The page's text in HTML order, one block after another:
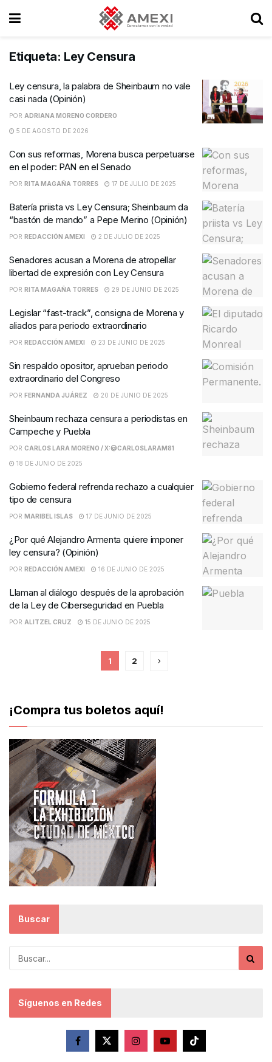
Etiqueta: Ley Censura
Ley censura, la palabra de Sheinbaum no vale
casi nada (Opinión)
POR ADRIANA MORENO CORDERO
5 DE AGOSTO DE 2026
Con sus reformas, Morena busca perpetuarse
en el poder: PAN en el Senado
POR RITA MAGAÑA TORRES 17 DE JULIO DE 2025
Batería priista vs Ley Censura; Sheinbaum da
“bastón de mando” a Pepe Merino (Opinión)
POR REDACCIÓN AMEXI 2 DE JULIO DE 2025
Senadores acusan a Morena de atropellar
libertad de expresión con Ley Censura
POR RITA MAGAÑA TORRES 29 DE JUNIO DE 2025
Legislar “fast-track”, consigna de Morena y
aliados para periodo extraordinario
POR REDACCIÓN AMEXI 23 DE JUNIO DE 2025
Sin respaldo opositor, aprueban periodo
extraordinario del Congreso
POR FERNANDA JUÁREZ 20 DE JUNIO DE 2025
Sheinbaum rechaza censura a periodistas en
Campeche y Puebla
POR CARLOS LARA MORENO / X:@CARLOSLARAM81
18 DE JUNIO DE 2025
Gobierno federal refrenda rechazo a cualquier
tipo de censura
POR MARIBEL ISLAS 17 DE JUNIO DE 2025
¿Por qué Alejandro Armenta quiere imponer
ley censura? (Opinión)
POR REDACCIÓN AMEXI 16 DE JUNIO DE 2025
Llaman al diálogo después de la aprobación
de la Ley de Ciberseguridad en Puebla
POR ALITZEL CRUZ 15 DE JUNIO DE 2025
1 2
¡Compra tus boletos aquí!
Buscar
Síguenos en Redes